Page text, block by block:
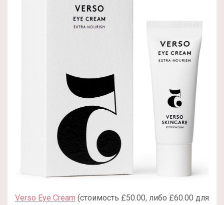
Verso Eye Cream (стоимость £50.00, либо £60.00 для